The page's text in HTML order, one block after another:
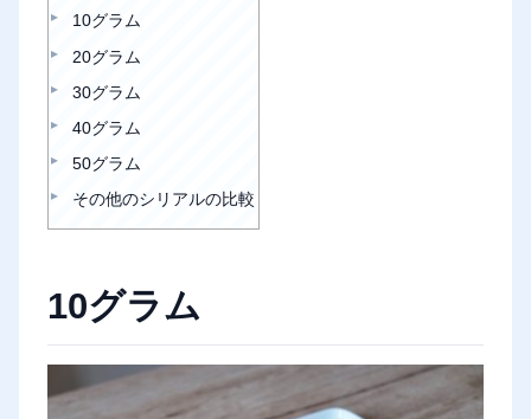
10グラム
20グラム
30グラム
40グラム
50グラム
その他のシリアルの比較
10グラム